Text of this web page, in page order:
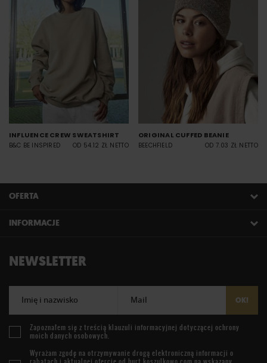
INFLUENCE CREW SWEATSHIRT
B&C BE INSPIRED OD 54.12 ZŁ NETTO
ORIGINAL CUFFED BEANIE
BEECHFIELD OD 7.03 ZŁ NETTO
OFERTA
INFORMACJE
NEWSLETTER
Imię i nazwisko Mail OK!
Zapoznałem się z treścią klauzuli informacyjnej dotyczącej ochrony
moich danych osobowych.
Wyrażam zgodę na otrzymywanie drogą elektroniczną informacji o